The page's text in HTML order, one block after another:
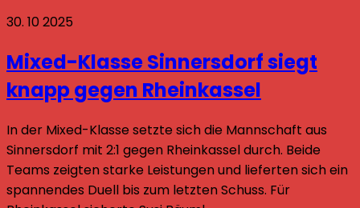
30. 10 2025
Mixed-Klasse Sinnersdorf siegt
knapp gegen Rheinkassel
In der Mixed-Klasse setzte sich die Mannschaft aus
Sinnersdorf mit 2:1 gegen Rheinkassel durch. Beide
Teams zeigten starke Leistungen und lieferten sich ein
spannendes Duell bis zum letzten Schuss. Für